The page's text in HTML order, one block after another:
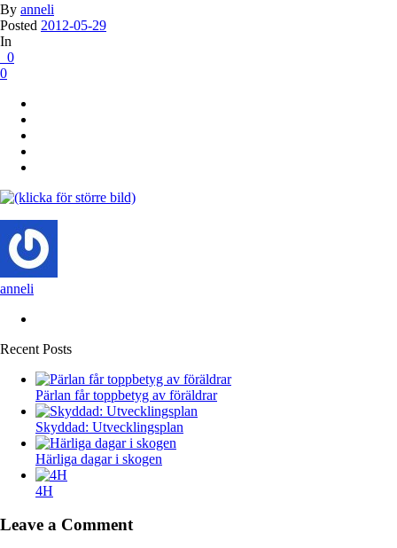
By anneli
Posted 2012-05-29
In
0
0
anneli
Recent Posts
Pärlan får toppbetyg av föräldrar
Skyddad: Utvecklingsplan
Härliga dagar i skogen
4H
Leave a Comment